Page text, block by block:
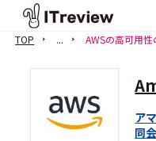
TOP ... AWSの高可用性
ア
同